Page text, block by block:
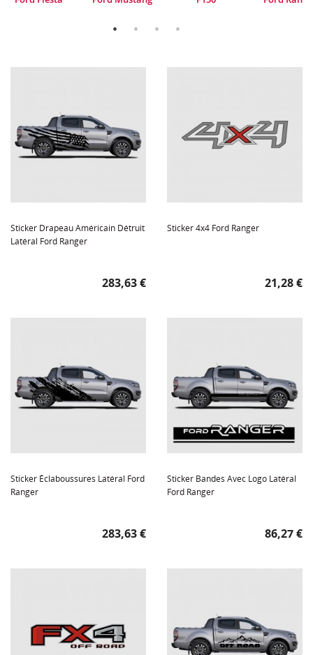
Sticker Drapeau Américain Détruit
Latéral Ford Ranger
Prix
283,63 €
Sticker 4x4 Ford Ranger
Prix
21,28 €
Sticker Éclaboussures Latéral Ford
Ranger
Prix
283,63 €
Sticker Bandes Avec Logo Latéral
Ford Ranger
Prix
86,27 €